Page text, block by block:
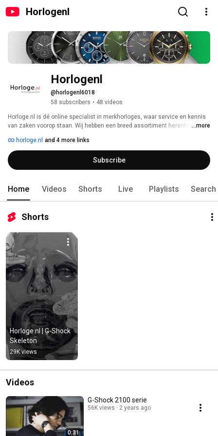
Horlogenl
Horlogenl
@horlogenl6018
58 subscribers • 48 videos
Horloge.nl is dé online specialist in merkhorloges, waar service en kennis
van zaken voorop staan. Wij hebben een breed assortiment herenhorloges,
officieel dealer van fashionmerken zoals Michael Kors, G-Shock, Fossil en
Ice-Watch, maar hebben wij ook horloges van luxe merken als Citizen,
Seiko en Tissot in ons assortiment.
...more
horloge.nl and 4 more links
Subscribe
Home Videos Shorts Live Playlists Search
Shorts
Horloge.nl | G-Shock
Skeleton
29K views
Videos
0:31
G-Shock 2100 serie
56K views 2 years ago